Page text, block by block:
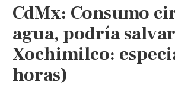
País)
CdMx: Consumo
agua, podría salvar
Xochimilco:
horas)